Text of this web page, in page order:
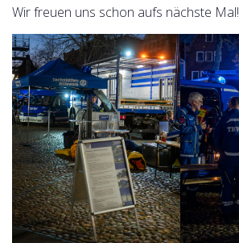
Wir freuen uns schon aufs nächste Mal!